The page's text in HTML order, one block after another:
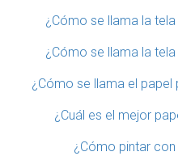
¿Cómo se llama la
¿Cómo se llama la
¿Cómo se llama el papel
¿Cuál es el mejor
¿Cómo pintar